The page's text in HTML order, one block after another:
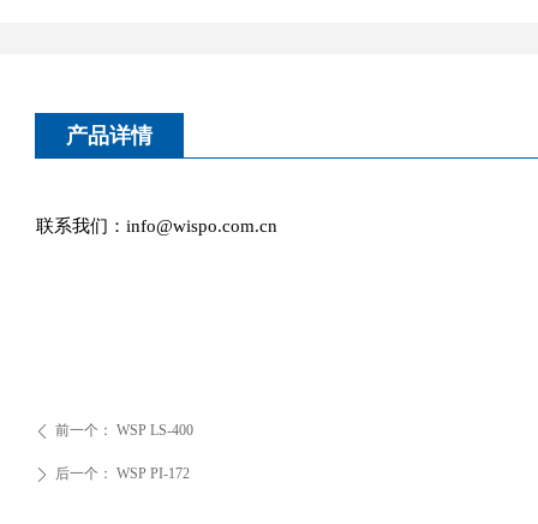
产品详情
联系我们：info@wispo.com.cn
ꄴ 前一个： WSP LS-400
ꄲ 后一个： WSP PI-172